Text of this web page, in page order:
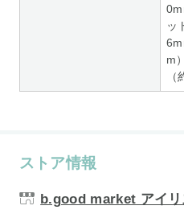
ッ
m
ストア情報
b.good market アイ